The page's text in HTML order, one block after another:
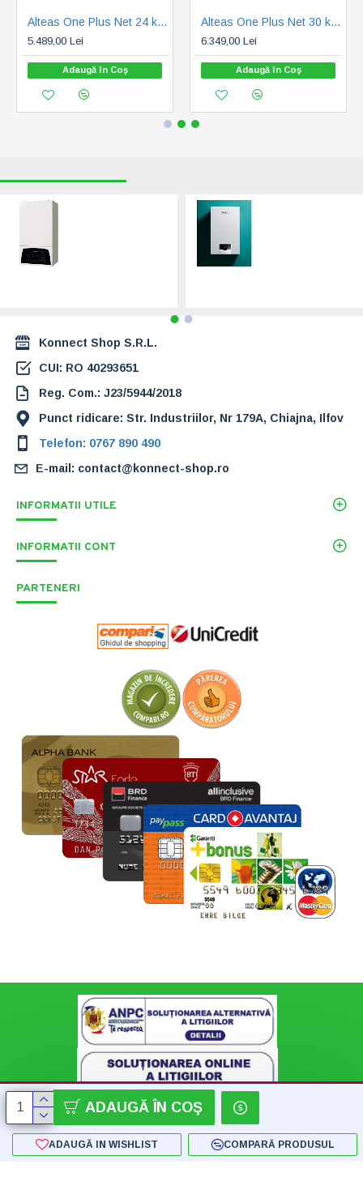
ADAUGĂ ÎN COŞ
ADAUGĂ IN WISHLIST COMPARĂ PRODUSUL
Alteas One Plus Net 24 kW, 7 ani garantie (3301771)
5.489,00 Lei
Adaugă în Coş
Alteas One Plus Net 30 kW, 7 ani garantie (3301772)
6.349,00 Lei
Adaugă în Coş
Konnect Shop S.R.L.
CUI: RO 40293651
Reg. Com.: J23/5944/2018
Punct ridicare: Str. Industriilor, Nr 179A, Chiajna, Ilfov
Telefon: 0767 890 490
E-mail: contact@konnect-shop.ro
INFORMATII UTILE
INFORMATII CONT
PARTENERI
Copyright © 2018 - 2024 SC Konnect-Shop SRL - by Flatstudio.ro